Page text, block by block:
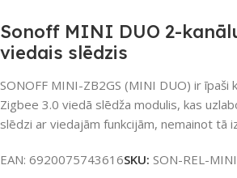
Sonoff MINI DUO 2-
viedais slēdzis
SONOFF MINI-ZB2GS (MINI DUO) ir īpaši
Zigbee 3.0 viedā slēdža modulis, kas
slēdzi ar viedajām funkcijām, nemainot tā
EAN: 6920075743616SKU: SON-REL-